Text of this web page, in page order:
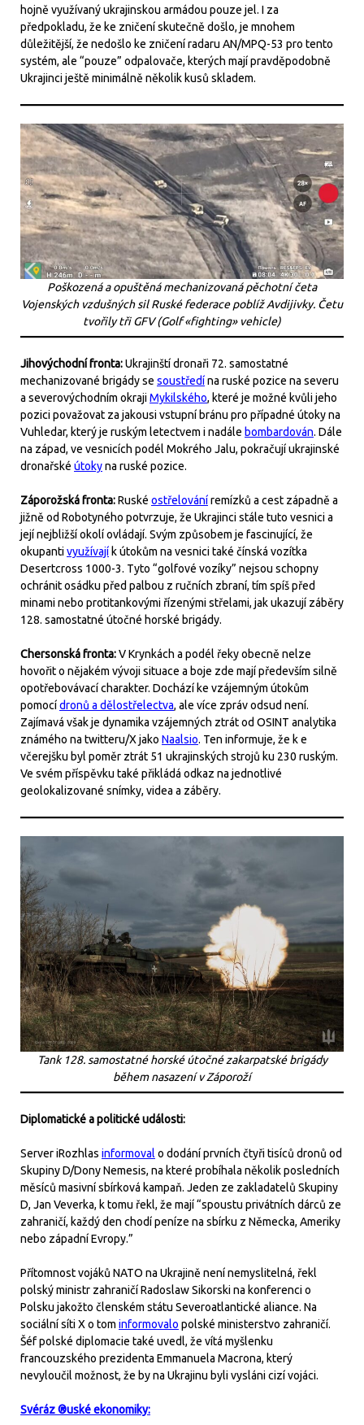
hojně využívaný ukrajinskou armádou pouze jel. I za
předpokladu, že ke zničení skutečně došlo, je mnohem
důležitější, že nedošlo ke zničení radaru AN/MPQ-53 pro tento
systém, ale “pouze” odpalovače, kterých mají pravděpodobně
Ukrajinci ještě minimálně několik kusů skladem.
Poškozená a opuštěná mechanizovaná pěchotní četa
Vojenských vzdušných sil Ruské federace poblíž Avdijivky. Četu
tvořily tři GFV (Golf «fighting» vehicle)
Jihovýchodní fronta:Ukrajinští dronaři 72. samostatné
mechanizované brigády se soustředína ruské pozice na severu
a severovýchodním okrajiMykilského, které je možné kvůli jeho
pozici považovat za jakousi vstupní bránu pro případné útoky na
Vuhledar, který je ruským letectvem i nadále bombardován. Dále
na západ, ve vesnicích podél Mokrého Jalu, pokračují ukrajinské
dronařské útokyna ruské pozice.
Záporožská fronta:Ruské ostřelováníremízků a cest západně a
jižně od Robotyného potvrzuje, že Ukrajinci stále tuto vesnici a
její nejbližší okolí ovládají. Svým způsobem je fascinující, že
okupantivyužívají k útokům na vesnici také čínská vozítka
Desertcross 1000-3. Tyto “golfové vozíky” nejsou schopny
ochránit osádku před palbou z ručních zbraní, tím spíš před
minami nebo protitankovými řízenými střelami, jak ukazují záběry
128. samostatné útočné horské brigády.
Chersonská fronta:V Krynkách a podél řeky obecně nelze
hovořit o nějakém vývoji situace a boje zde mají především silně
opotřebovávací charakter. Dochází ke vzájemným útokům
pomocídronů a dělostřelectva, ale více zpráv odsud není.
Zajímavá však je dynamika vzájemných ztrát od OSINT analytika
známého na twitteru/X jako Naalsio. Ten informuje, že k e
včerejšku byl poměr ztrát 51 ukrajinských strojů ku 230 ruským.
Ve svém příspěvku také přikládá odkaz na jednotlivé
geolokalizované snímky, videa a záběry.
Tank 128. samostatné horské útočné zakarpatské brigády
během nasazení v Záporoží
Diplomatické a politické události:
Server iRozhlas informoval o dodání prvních čtyři tisíců dronů od
Skupiny D/Dony Nemesis, na které probíhala několik posledních
měsíců masivní sbírková kampaň. Jeden ze zakladatelů Skupiny
D, Jan Veverka, k tomu řekl, že mají “spoustu privátních dárců ze
zahraničí, každý den chodí peníze na sbírku z Německa, Ameriky
nebo západní Evropy.”
Přítomnost vojáků NATO na Ukrajině není nemyslitelná, řekl
polský ministr zahraničí Radoslaw Sikorski na konferenci o
Polsku jakožto členském státu Severoatlantické aliance. Na
sociální síti X o tom informovalo polské ministerstvo zahraničí.
Šéf polské diplomacie také uvedl, že vítá myšlenku
francouzského prezidenta Emmanuela Macrona, který
nevyloučil možnost, že by na Ukrajinu byli vysláni cizí vojáci.
Svéráz ®uské ekonomiky: